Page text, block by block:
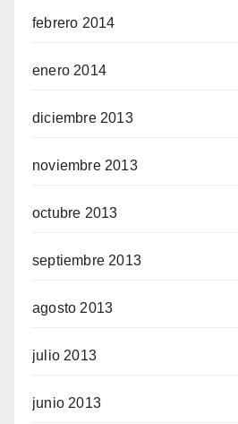
febrero 2014
enero 2014
diciembre 2013
noviembre 2013
octubre 2013
septiembre 2013
agosto 2013
julio 2013
junio 2013